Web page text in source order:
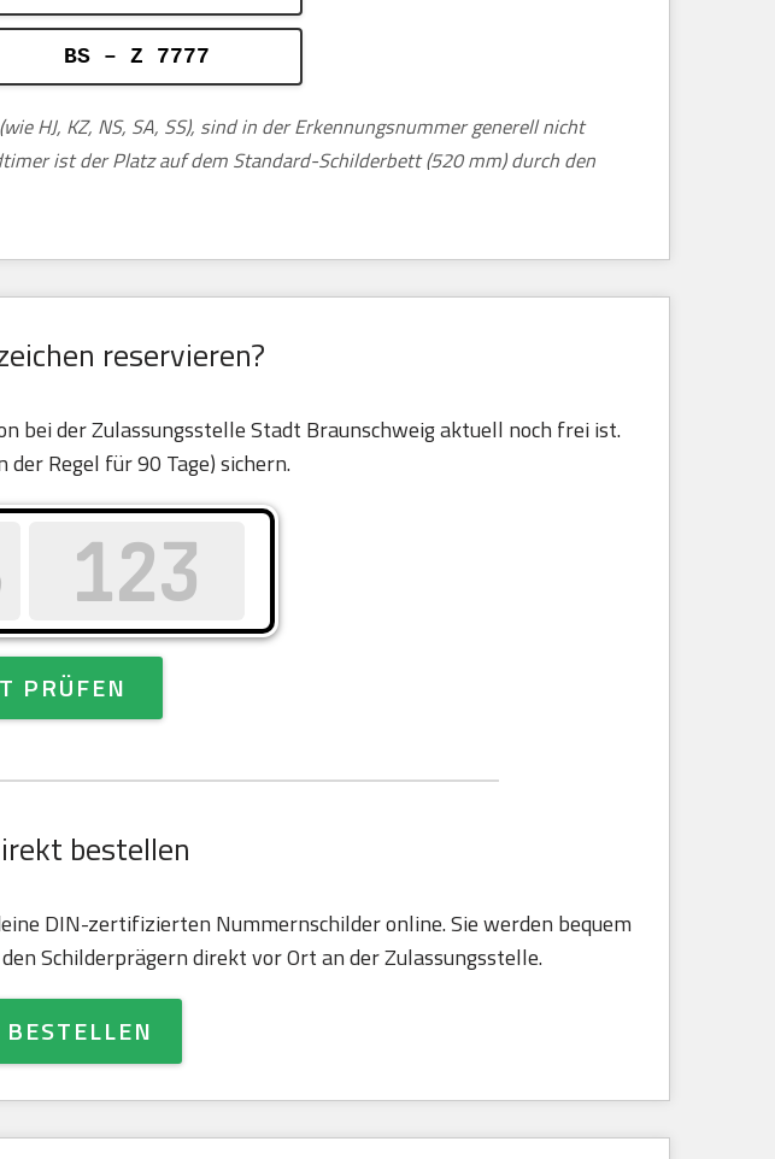
BS – Z 7777
HJ, KZ, NS, SA, SS), sind in der Erkennungsnummer generell nicht
ist der Platz auf dem Standard-Schilderbett (520 mm) durch den
reservieren?
bei der Zulassungsstelle Stadt Braunschweig aktuell noch frei ist.
Regel für 90 Tage) sichern.
PRÜFEN
bestellen
DIN-zertifizierten Nummernschilder online. Sie werden bequem
Schilderprägern direkt vor Ort an der Zulassungsstelle.